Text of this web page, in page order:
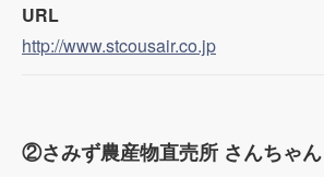
URL
http://www.stcousair.co.jp
②さみず農産物直売所 さんちゃん